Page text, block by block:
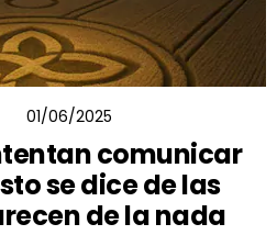
01/06/2025
comunicar
se dice de las
de la nada